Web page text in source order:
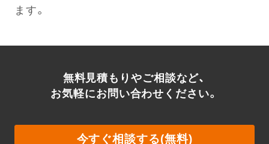
ます。
無料見積もりやご相談など、
お気軽にお問い合わせください。
今すぐ相談する(無料)